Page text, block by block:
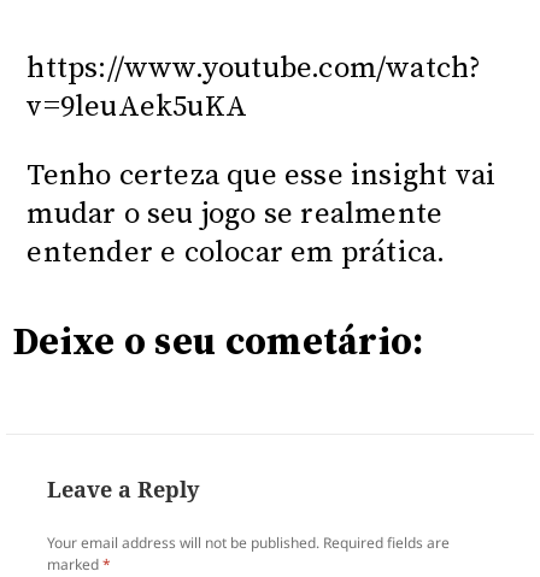
https://www.youtube.com/watch?
v=9leuAek5uKA
Tenho certeza que esse insight vai
mudar o seu jogo se realmente
entender e colocar em prática.
Deixe o seu cometário:
Leave a Reply
Your email address will not be published. Required fields are
marked*